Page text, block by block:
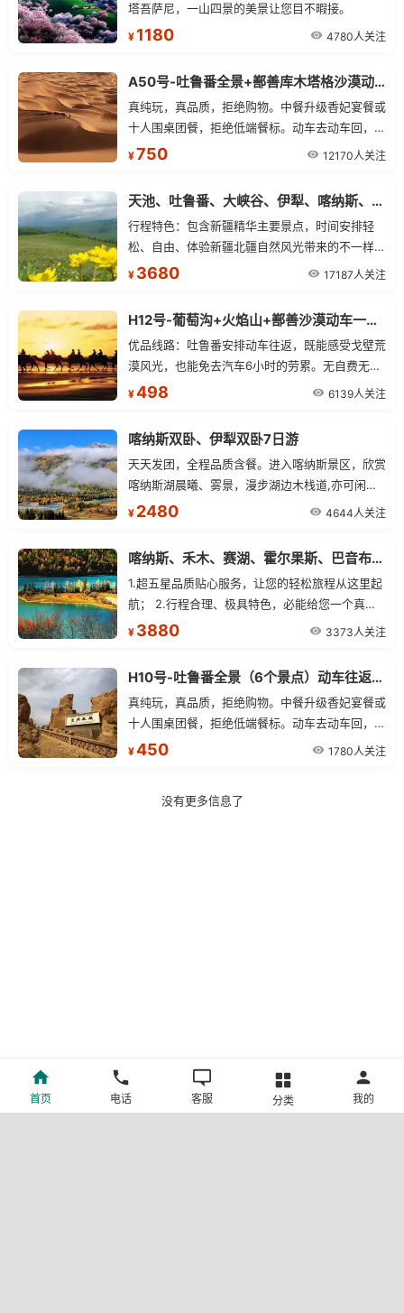
塔吾萨尼，一山四景的美景让您目不暇接。
¥ 1180 4780人关注
A50号-吐鲁番全景+鄯善库木塔格沙漠动车往返二日游
真纯玩，真品质，拒绝购物。中餐升级香妃宴餐或
十人围桌团餐，拒绝低端餐标。动车去动车回，单
程1小时，节约车程，免舟车劳顿。深度游览吐鲁
发）。
¥750 12170人关注
天池、吐鲁番、大峡谷、伊犁、喀纳斯、火车双卧9日游景点行程
行程特色：包含新疆精华主要景点，时间安排轻
松、自由、体验新疆北疆自然风光带来的不一样的
风景！
¥ 3680 17187人关注
H12号-葡萄沟+火焰山+鄯善沙漠动车一日精品游
优品线路：吐鲁番安排动车往返，既能感受戈壁荒
漠风光，也能免去汽车6小时的劳累。无自费无购
物，尽情畅玩：纯玩无购物，无隐形消费，把更多
足您对新疆美食的所有想象。
¥498 6139人关注
喀纳斯双卧、伊犁双卧7日游
天天发团，全程品质含餐。进入喀纳斯景区，欣赏
喀纳斯湖晨曦、雾景，漫步湖边木栈道,亦可闲游
景区中图瓦人村落，感受喀纳斯景区的闲适与宁
¥ 2480 4644人关注
喀纳斯、禾木、赛湖、霍尔果斯、巴音布鲁克、那拉提双卧环线8日游
1.超五星品质贴心服务，让您的轻松旅程从这里起
航； 2.行程合理、极具特色，必能给您一个真正
的美妙假期； 3.专业+品质+服务，集团品质，值
¥ 3880 3373人关注
H10号-吐鲁番全景（6个景点）动车往返一日游
真纯玩，真品质，拒绝购物。中餐升级香妃宴餐或
十人围桌团餐，拒绝低端餐标。动车去动车回，当
天往返，节约车程，免舟车劳顿。深度游览吐鲁番
¥450 1780人关注
没有更多信息了
首页 电话 客服 分类 我的